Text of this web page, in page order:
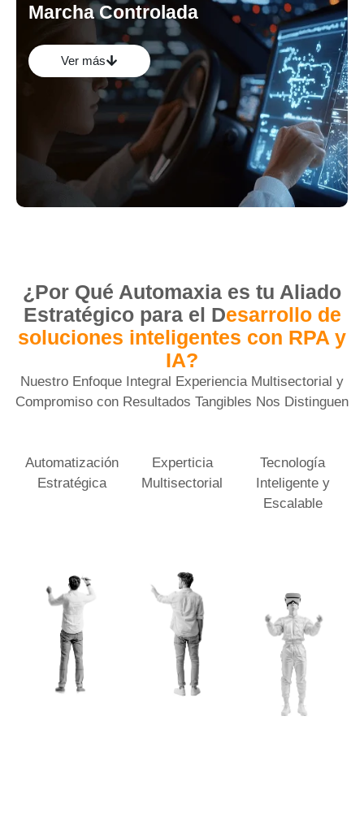
Marcha Controlada
Validamos el funcionamiento de los robots en entornos de
prueba antes de su despliegue productivo.
Ver más
¿Por Qué Automaxia es tu Aliado
Estratégico para el Desarrollo de
soluciones inteligentes con RPA y
IA?
Nuestro Enfoque Integral Experiencia Multisectorial y
Compromiso con Resultados Tangibles Nos Distinguen
Automatización
Estratégica
Experticia
Multisectorial
Tecnología
Inteligente y
Escalable